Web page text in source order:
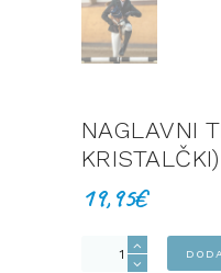
NAGLAVNI
KRISTALČKI)
19,95€
Naglavni